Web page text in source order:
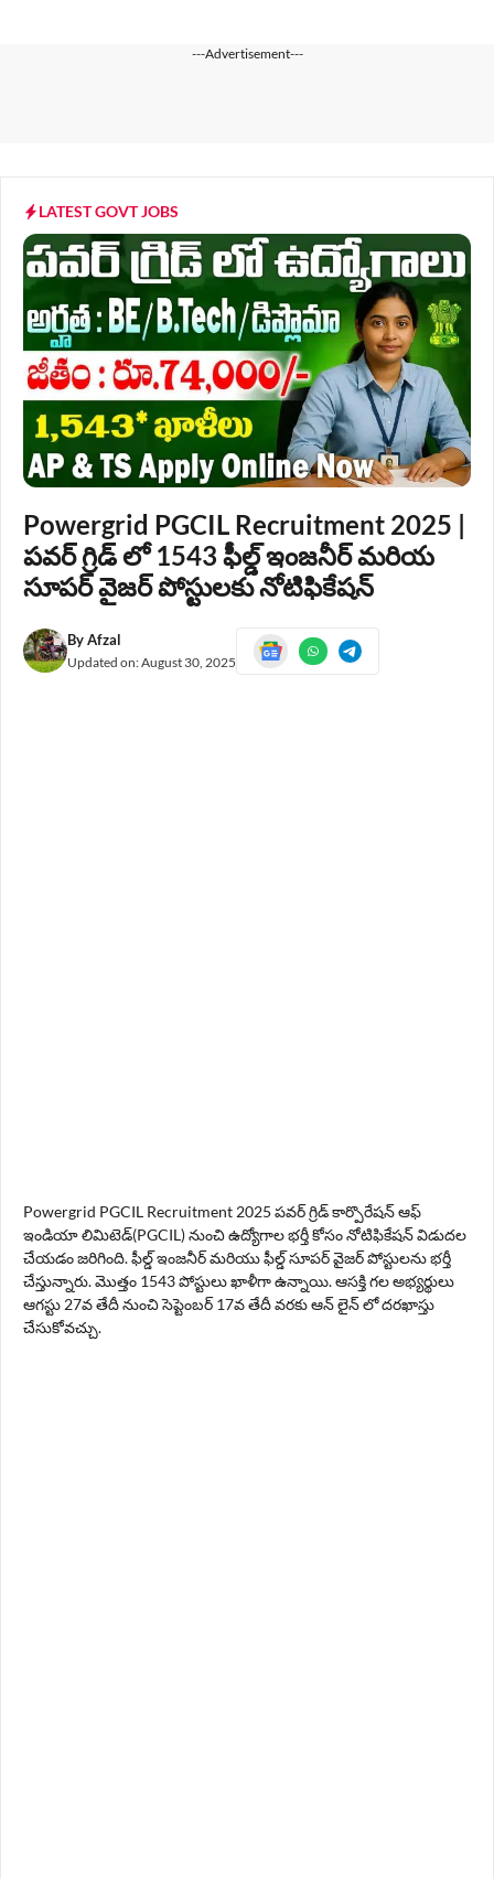
---Advertisement---
LATEST GOVT JOBS
Powergrid PGCIL Recruitment 2025 |
పవర్ గ్రిడ్ లో 1543 ఫీల్డ్ ఇంజనీర్ మరియ
సూపర్ వైజర్ పోస్టులకు నోటిఫికేషన్
ByAfzal
Updated on:August 30, 2025
Powergrid PGCIL Recruitment 2025 పవర్ గ్రిడ్ కార్పొరేషన్ ఆఫ్
ఇండియా లిమిటెడ్(PGCIL) నుంచి ఉద్యోగాల భర్తీ కోసం నోటిఫికేషన్ విడుదల
చేయడం జరిగింది. ఫీల్డ్ ఇంజనీర్ మరియు ఫీల్డ్ సూపర్ వైజర్ పోస్టులను భర్తీ
చేస్తున్నారు. మొత్తం 1543 పోస్టులు ఖాళీగా ఉన్నాయి. ఆసక్తి గల అభ్యర్థులు
ఆగస్టు 27వ తేదీ నుంచి సెప్టెంబర్ 17వ తేదీ వరకు ఆన్ లైన్ లో దరఖాస్తు
చేసుకోవచ్చు.